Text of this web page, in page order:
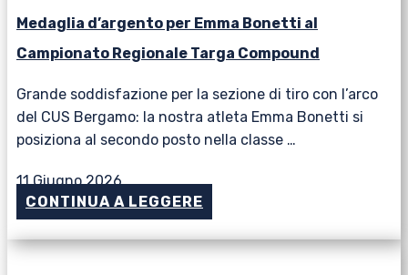
Medaglia d’argento per Emma Bonetti al
Campionato Regionale Targa Compound
Grande soddisfazione per la sezione di tiro con l’arco
del CUS Bergamo: la nostra atleta Emma Bonetti si
posiziona al secondo posto nella classe …
11 Giugno 2026
CONTINUA A LEGGERE